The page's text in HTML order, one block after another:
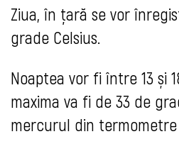
Ziua, în țară se vor
grade Celsius.
Noaptea vor fi între 13 și
maxima va fi de 33 de
mercurul din termometre